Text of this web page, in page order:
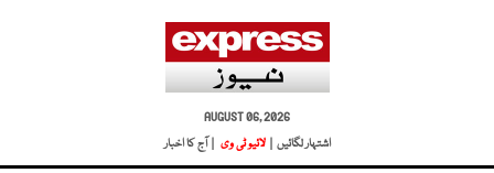
AUGUST 06, 2026
اشتہار لگائیں |
لائیو ٹی وی | آج کا اخبار